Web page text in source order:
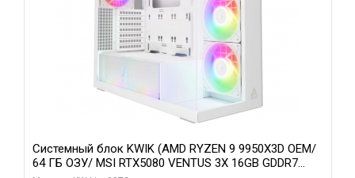
Системный блок KWIK (AMD RYZEN 9 9950X3D OEM/
64 ГБ ОЗУ/ MSI RTX5080 VENTUS 3X 16GB GDDR7